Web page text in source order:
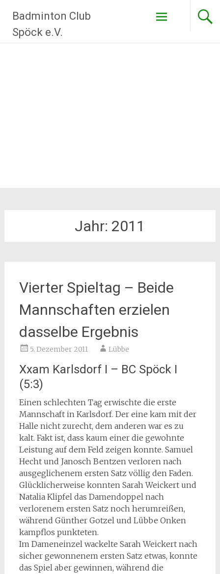
Inhalt
springen
Badminton Club
Spöck e.V.
Jahr: 2011
Vierter Spieltag – Beide
Mannschaften erzielen
dasselbe Ergebnis
5. Dezember 2011 Lübbe
Xxam Karlsdorf I – BC Spöck I
(5:3)
Einen schlechten Tag erwischte die erste
Mannschaft in Karlsdorf. Der eine kam mit der
Halle nicht zurecht, dem anderen war es zu
kalt. Fakt ist, dass kaum einer die gewohnte
Leistung auf dem Feld zeigen konnte. Samuel
Hecht und Janosch Bentzen verloren nach
ausgeglichenem ersten Satz völlig den Faden.
Glücklicherweise konnten Sarah Weickert und
Natalia Klipfel das Damendoppel nach
verlorenem ersten Satz noch herumreißen,
während Günther Gotzel und Lübbe Onken
kampflos punkteten.
Im Dameneinzel wackelte Sarah Weickert nach
sicher gewonnenem ersten Satz etwas, konnte
das Spiel aber gewinnen, während die